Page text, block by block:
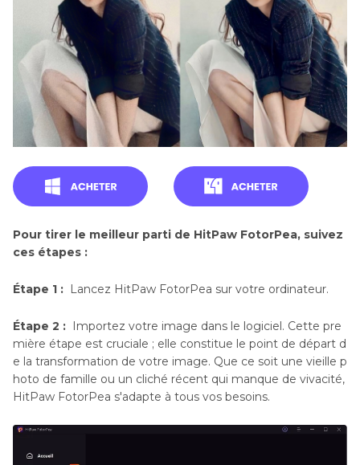
Pour tirer le meilleur parti de HitPaw FotorPea, suivez
ces étapes :
Étape 1 : Lancez HitPaw FotorPea sur votre ordinateur.
Étape 2 :
Importez votre image dans le logiciel. Cette pre
mière étape est cruciale ; elle constitue le point de départ d
e la transformation de votre image. Que ce soit une vieille p
hoto de famille ou un cliché récent qui manque de vivacité,
HitPaw FotorPea s'adapte à tous vos besoins.